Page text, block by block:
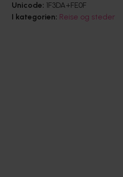
Unicode: 1F3DA+FE0F
I kategorien: Reise og steder